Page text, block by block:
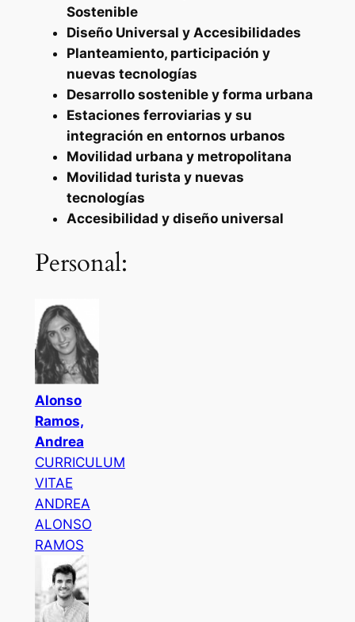
Sostenible
Diseño Universal y Accesibilidades
Planteamiento, participación y
nuevas tecnologías
Desarrollo sostenible y forma urbana
Estaciones ferroviarias y su
integración en entornos urbanos
Movilidad urbana y metropolitana
Movilidad turista y nuevas
tecnologías
Accesibilidad y diseño universal
Personal:
Alonso
Ramos,
Andrea
CURRICULUM
VITAE
ANDREA
ALONSO
RAMOS